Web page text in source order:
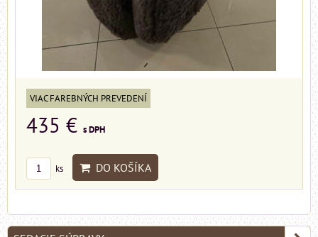
VIAC FAREBNÝCH PREVEDENÍ
435 € s DPH
ks DO KOŠÍKA